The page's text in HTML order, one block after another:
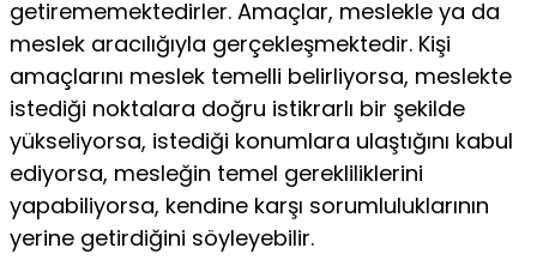
getirememektedirler. Amaçlar, meslekle ya da
meslek aracılığıyla gerçekleşmektedir. Kişi
amaçlarını meslek temelli belirliyorsa, meslekte
istediği noktalara doğru istikrarlı bir şekilde
yükseliyorsa, istediği konumlara ulaştığını kabul
ediyorsa, mesleğin temel gerekliliklerini
yapabiliyorsa, kendine karşı sorumluluklarının
yerine getirdiğini söyleyebilir.